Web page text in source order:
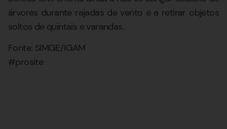
árvores durante rajadas de vento e a retirar objetos
soltos de quintais e varandas.
Fonte: SIMGE/IGAM
#prosite